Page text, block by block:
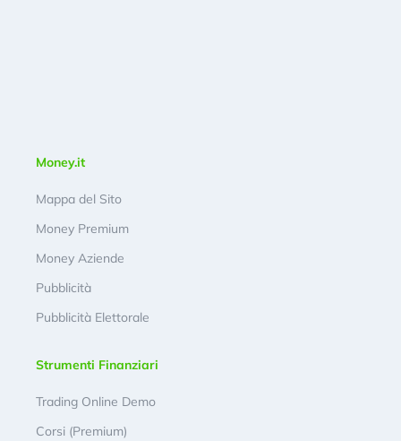
Money.it
Mappa del Sito
Money Premium
Money Aziende
Pubblicità
Pubblicità Elettorale
Strumenti Finanziari
Trading Online Demo
Corsi (Premium)